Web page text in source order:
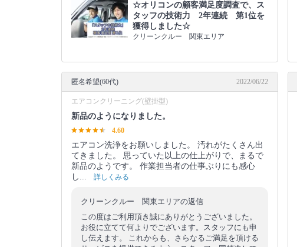
☆オリコンの顧客満足度調査で、ス
タッフの技術力 2年連続 第1位を
獲得しました☆
クリーンクルー 関東エリア
匿名希望(60代) 2022/06/22
エアコンクリーニング(壁掛型)
新品のようになりました。
4.60
エアコン洗浄をお願いしました。 汚れがたくさん出
てきました。 思っていた以上の仕上がりで、まるで
新品のようです。 作業担当者の仕事ぶりにも感心
し...
詳しくみる
クリーンクルー 関東エリアの返信
この度はご利用頂き誠にありがとうございました。
お役に立てて何よりでございます。スタッフにも申
し伝えます。 これからも、さらなるご満足を頂ける